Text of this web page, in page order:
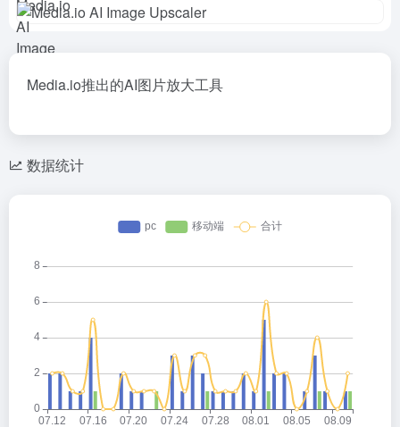
Media.io推出的AI图片放大工具
数据统计